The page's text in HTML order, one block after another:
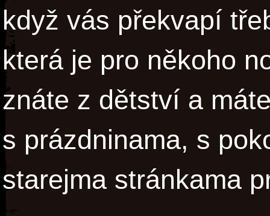
když vás překvapí
která je pro někoho
znáte z dětství a
s prázdninama, s
starejma stránkama